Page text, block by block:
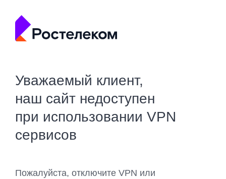
Уважаемый клиент,
наш сайт недоступен
при использовании VPN
сервисов
Пожалуйста, отключите VPN или